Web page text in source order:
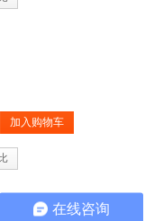
加入购物车
在线咨询